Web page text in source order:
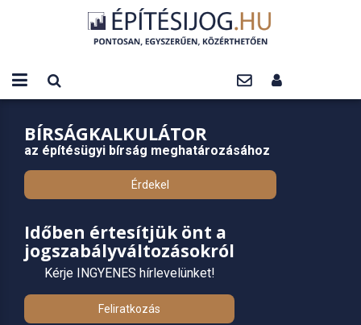
BÍRSÁGKALKULÁTOR
az építésügyi bírság meghatározásához
Érdekel
Időben értesítjük önt a
jogszabályváltozásokról
Kérje INGYENES hírlevelünket!
Feliratkozás